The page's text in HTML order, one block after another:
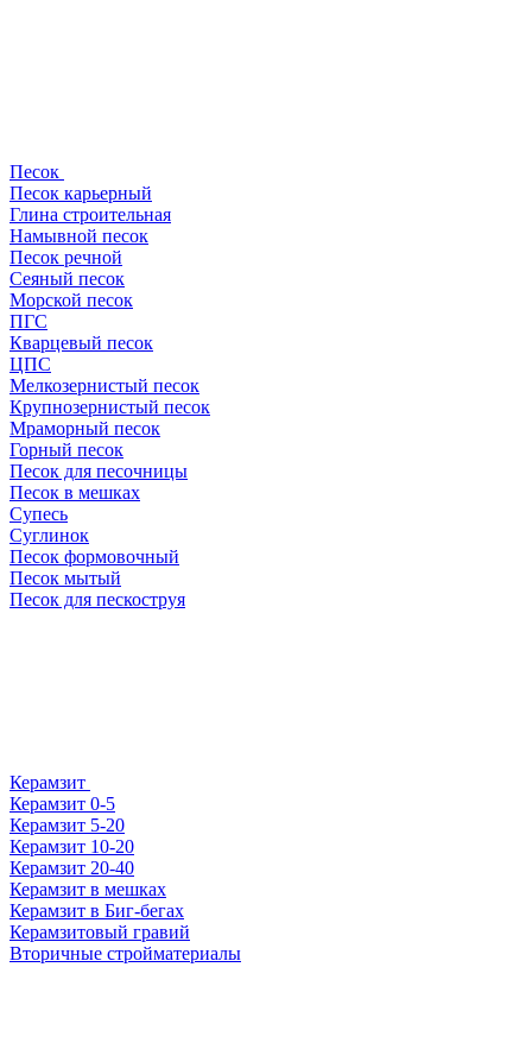
Песок
Песок карьерный
Глина строительная
Намывной песок
Песок речной
Сеяный песок
Морской песок
ПГС
Кварцевый песок
ЦПС
Мелкозернистый песок
Крупнозернистый песок
Мраморный песок
Горный песок
Песок для песочницы
Песок в мешках
Супесь
Суглинок
Песок формовочный
Песок мытый
Песок для пескоструя
Керамзит
Керамзит 0-5
Керамзит 5-20
Керамзит 10-20
Керамзит 20-40
Керамзит в мешках
Керамзит в Биг-бегах
Керамзитовый гравий
Вторичные стройматериалы